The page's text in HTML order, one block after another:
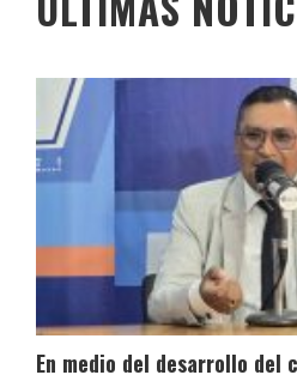
En medio del desarrollo del